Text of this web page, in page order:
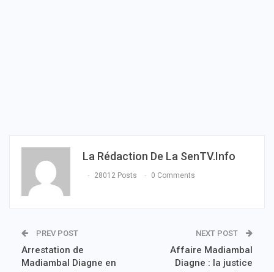
La Rédaction De La SenTV.info
28012 Posts 0 Comments
PREV POST
Arrestation de
Madiambal Diagne en
NEXT POST
Affaire Madiambal
Diagne : la justice